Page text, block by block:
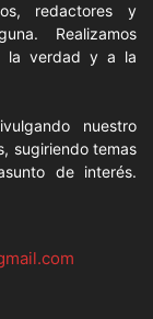
redactores y
Realizamos
la verdad y a la
nuestro
sugiriendo temas
de interés.